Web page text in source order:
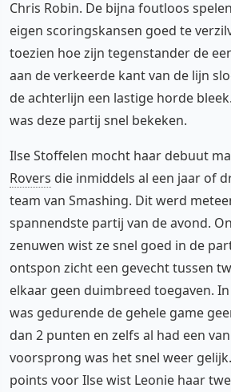
Chris Robin. De bijna foutloos
eigen scoringskansen goed te
toezien hoe zijn tegenstander de
aan de verkeerde kant van de lijn
de achterlijn een lastige horde
was deze partij snel bekeken.
Ilse Stoffelen mocht haar debuut
Rovers die inmiddels al een jaar of
team van Smashing. Dit werd
spannendste partij van de avond.
zenuwen wist ze snel goed in de
ontspon zicht een gevecht tussen
elkaar geen duimbreed toegaven.
was gedurende de gehele game
dan 2 punten en zelfs al had een
voorsprong was het snel weer
points voor Ilse wist Leonie haar